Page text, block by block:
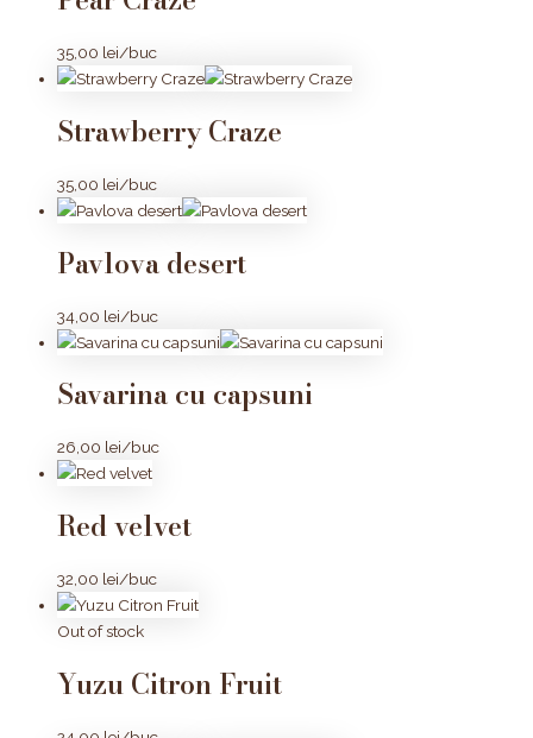
35,00 lei/buc
Strawberry Craze
35,00 lei/buc
Pavlova desert
34,00 lei/buc
Savarina cu capsuni
26,00 lei/buc
Red velvet
32,00 lei/buc
Out of stock
Yuzu Citron Fruit